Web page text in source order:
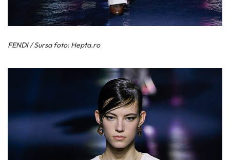
FENDI / Sursa foto: Hepta.ro